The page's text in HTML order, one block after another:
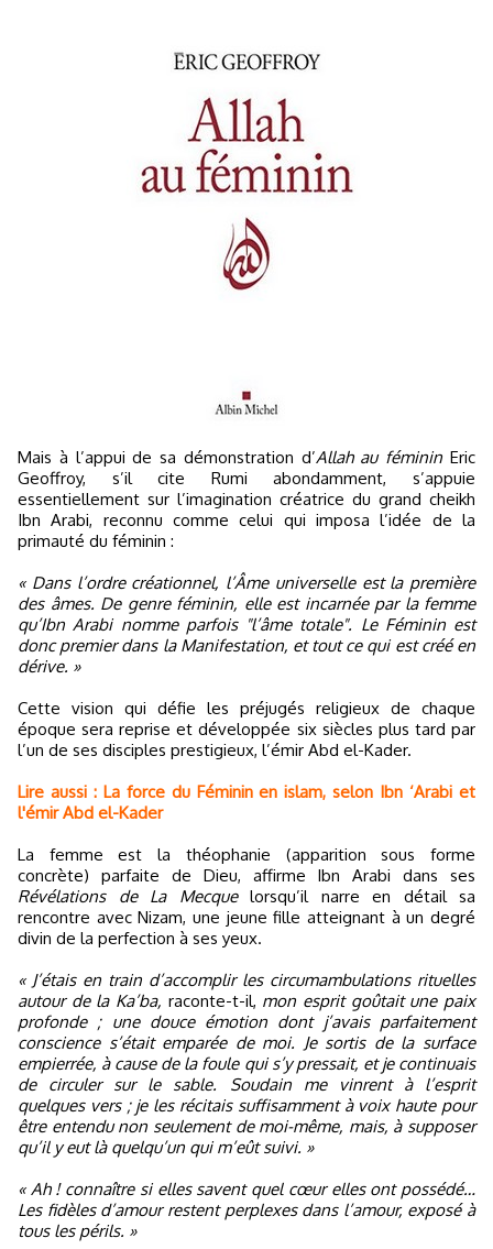
Mais à l’appui de sa démonstration d’Allah au féminin Eric
Geoffroy, s’il cite Rumi abondamment, s’appuie
essentiellement sur l’imagination créatrice du grand cheikh
Ibn Arabi, reconnu comme celui qui imposa l’idée de la
primauté du féminin :
« Dans l’ordre créationnel, l’Âme universelle est la première
des âmes. De genre féminin, elle est incarnée par la femme
qu’Ibn Arabi nomme parfois "l’âme totale". Le Féminin est
donc premier dans la Manifestation, et tout ce qui est créé en
dérive. »
Cette vision qui défie les préjugés religieux de chaque
époque sera reprise et développée six siècles plus tard par
l’un de ses disciples prestigieux, l’émir Abd el-Kader.
Lire aussi : La force du Féminin en islam, selon Ibn ‘Arabi et
l'émir Abd el-Kader
La femme est la théophanie (apparition sous forme
concrète) parfaite de Dieu, affirme Ibn Arabi dans ses
Révélations de La Mecquelorsqu’il narre en détail sa
rencontre avec Nizam, une jeune fille atteignant à un degré
divin de la perfection à ses yeux.
« J’étais en train d’accomplir les circumambulations rituelles
autour de la Ka’ba, raconte-t-il, mon esprit goûtait une paix
profonde ; une douce émotion dont j’avais parfaitement
conscience s’était emparée de moi. Je sortis de la surface
empierrée, à cause de la foule qui s’y pressait, et je continuais
de circuler sur le sable. Soudain me vinrent à l’esprit
quelques vers ; je les récitais suffisamment à voix haute pour
être entendu non seulement de moi-même, mais, à supposer
qu’il y eut là quelqu’un qui m’eût suivi. »
« Ah ! connaître si elles savent quel cœur elles ont possédé…
Les fidèles d’amour restent perplexes dans l’amour, exposé à
tous les périls. »